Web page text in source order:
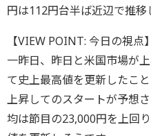
円は112円台半ば近辺で推移
【VIEW POINT: 今日の視点】
一昨日、昨日と米国市場が
て史上最高値を更新したこ
上昇してのスタートが予想
均は節目の23,000円を上回